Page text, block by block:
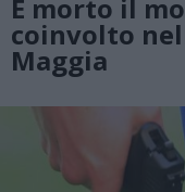
È morto il
coinvolto
Maggia